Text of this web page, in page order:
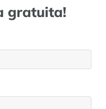
gratuita!